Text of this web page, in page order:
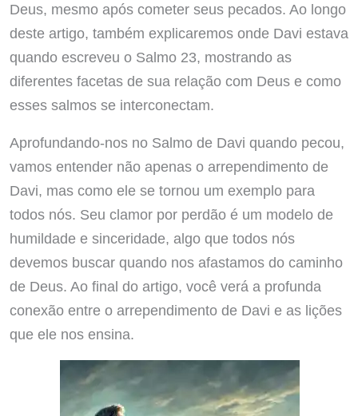
Deus, mesmo após cometer seus pecados. Ao longo
deste artigo, também explicaremos onde Davi estava
quando escreveu o Salmo 23, mostrando as
diferentes facetas de sua relação com Deus e como
esses salmos se interconectam.
Aprofundando-nos no Salmo de Davi quando pecou,
vamos entender não apenas o arrependimento de
Davi, mas como ele se tornou um exemplo para
todos nós. Seu clamor por perdão é um modelo de
humildade e sinceridade, algo que todos nós
devemos buscar quando nos afastamos do caminho
de Deus. Ao final do artigo, você verá a profunda
conexão entre o arrependimento de Davi e as lições
que ele nos ensina.